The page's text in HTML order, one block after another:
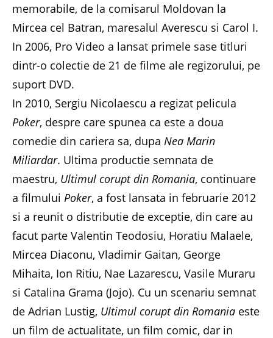
memorabile, de la comisarul Moldovan la
Mircea cel Batran, maresalul Averescu si Carol I.
In 2006, Pro Video a lansat primele sase titluri
dintr-o colectie de 21 de filme ale regizorului, pe
suport DVD.
In 2010, Sergiu Nicolaescu a regizat pelicula
Poker, despre care spunea ca este a doua
comedie din cariera sa, dupa Nea Marin
Miliardar. Ultima productie semnata de
maestru, Ultimul corupt din Romania, continuare
a filmului Poker, a fost lansata in februarie 2012
si a reunit o distributie de exceptie, din care au
facut parte Valentin Teodosiu, Horatiu Malaele,
Mircea Diaconu, Vladimir Gaitan, George
Mihaita, Ion Ritiu, Nae Lazarescu, Vasile Muraru
si Catalina Grama (Jojo). Cu un scenariu semnat
de Adrian Lustig, Ultimul corupt din Romania este
un film de actualitate, un film comic, dar in